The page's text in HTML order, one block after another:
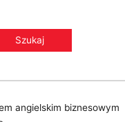
angielskim biznesowym